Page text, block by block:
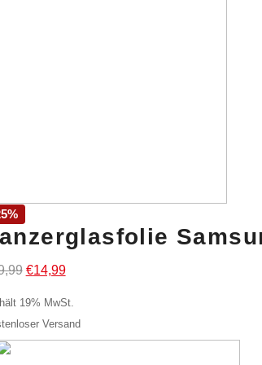
Ursprünglicher
€14,99Aktueller
19% MwSt.
Versand